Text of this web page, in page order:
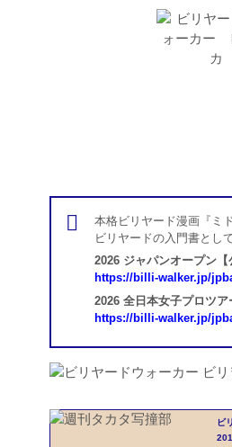
本格ビリヤード漫画『ミ
ビリヤードの入門書とし
2026 ジャパンオープン
https://billi-walker.jp/
2026 全日本女子プロツ
https://billi-walker.jp/
ビ